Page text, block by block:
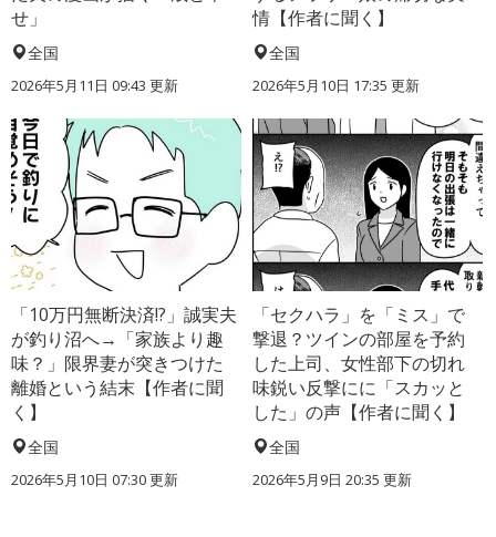
せ」
全国
2026年5月11日 09:43 更新
情【作者に聞く】
全国
2026年5月10日 17:35 更新
「10万円無断決済!?」誠実夫
が釣り沼へ→「家族より趣
味？」限界妻が突きつけた
離婚という結末【作者に聞
く】
全国
2026年5月10日 07:30 更新
「セクハラ」を「ミス」で
撃退？ツインの部屋を予約
した上司、女性部下の切れ
味鋭い反撃にに「スカッと
した」の声【作者に聞く】
全国
2026年5月9日 20:35 更新